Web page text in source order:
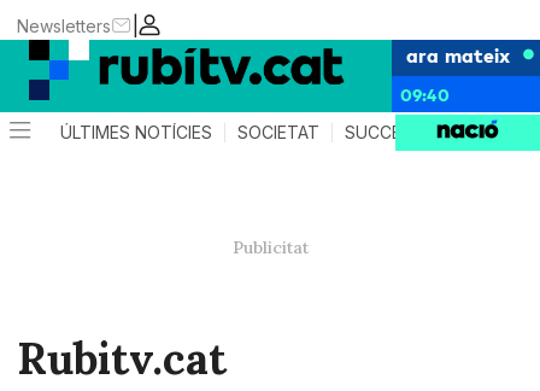
|
Newsletters
ara mateix
09:40
ÚLTIMES NOTÍCIES SOCIETAT SUCCESSOS
Rubitv.cat